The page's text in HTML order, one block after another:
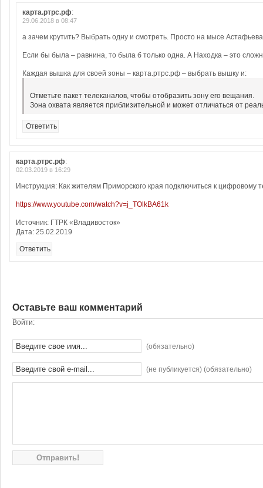
карта.ртрс.рф:
29.06.2018 в 08:47
а зачем крутить? Выбрать одну и смотреть. Просто на мысе Астафьева
Если бы была – равнина, то была б только одна. А Находка – это
Каждая вышка для своей зоны – карта.ртрс.рф – выбрать вышку и:
Отметьте пакет телеканалов, чтобы отобразить зону его вещания.
Зона охвата является приблизительной и может отличаться от
Ответить
карта.ртрс.рф:
02.03.2019 в 16:29
Инструкция: Как жителям Приморского края подключиться к цифровому
https://www.youtube.com/watch?v=j_TOlkBA61k
Источник: ГТРК «Владивосток»
Дата: 25.02.2019
Ответить
Оставьте ваш комментарий
Войти:
(обязательно)
(не публикуется) (обязательно)